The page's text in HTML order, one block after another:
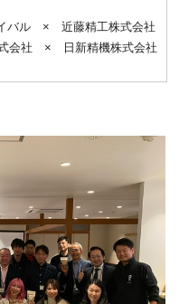
バル × 近藤精工株式会社
会社 × 日新精機株式会社